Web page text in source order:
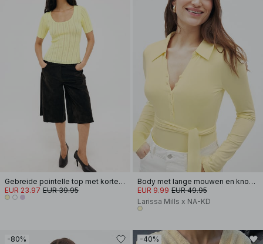
Gebreide pointelle top met korte mouwen
EUR 23.97 EUR 39.95
Body met lange mouwen en knopen
EUR 9.99 EUR 49.95
Larissa Mills x NA-KD
-80% -40%